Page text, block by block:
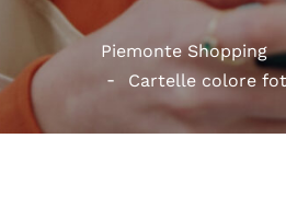
Piemonte Shopping
Cartelle colore